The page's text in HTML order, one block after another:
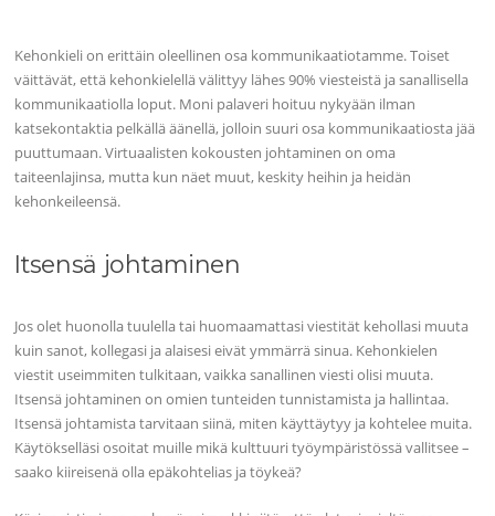
Kehonkieli on erittäin oleellinen osa kommunikaatiotamme. Toiset
väittävät, että kehonkielellä välittyy lähes 90% viesteistä ja sanallisella
kommunikaatiolla loput. Moni palaveri hoituu nykyään ilman
katsekontaktia pelkällä äänellä, jolloin suuri osa kommunikaatiosta jää
puuttumaan. Virtuaalisten kokousten johtaminen on oma
taiteenlajinsa, mutta kun näet muut, keskity heihin ja heidän
kehonkeileensä.
Itsensä johtaminen
Jos olet huonolla tuulella tai huomaamattasi viestität kehollasi muuta
kuin sanot, kollegasi ja alaisesi eivät ymmärrä sinua. Kehonkielen
viestit useimmiten tulkitaan, vaikka sanallinen viesti olisi muuta.
Itsensä johtaminen on omien tunteiden tunnistamista ja hallintaa.
Itsensä johtamista tarvitaan siinä, miten käyttäytyy ja kohtelee muita.
Käytökselläsi osoitat muille mikä kulttuuri työympäristössä vallitsee –
saako kiireisenä olla epäkohtelias ja töykeä?